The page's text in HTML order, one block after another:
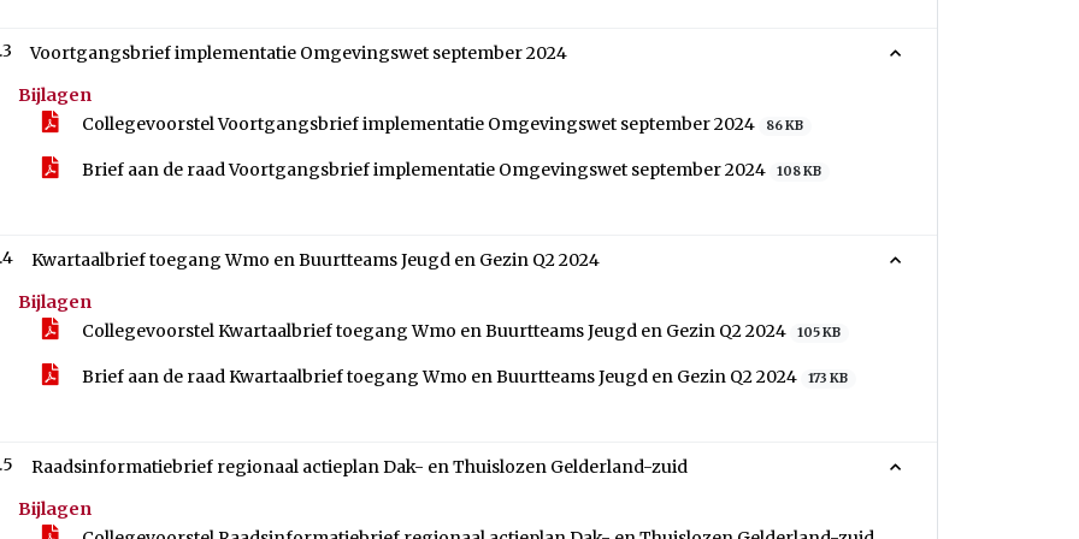
Voortgangsbrief implementatie Omgevingswet september 2024
Bijlagen
Collegevoorstel Voortgangsbrief implementatie Omgevingswet september 2024
86 KB
Brief aan de raad Voortgangsbrief implementatie Omgevingswet september 2024 108 KB
Kwartaalbrief toegang Wmo en Buurtteams Jeugd en Gezin Q2 2024
Bijlagen
Collegevoorstel Kwartaalbrief toegang Wmo en Buurtteams Jeugd en Gezin Q2 2024
105 KB
Brief aan de raad Kwartaalbrief toegang Wmo en Buurtteams Jeugd en Gezin Q2 2024 173 KB
Raadsinformatiebrief regionaal actieplan Dak- en Thuislozen Gelderland-zuid
Bijlagen